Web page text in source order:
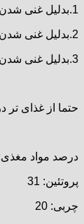
1.بدلیل غنی شدن با ویتامین سی و ویتامین ای ، سیستم ایمنی توله سگ ها افزایش پیدا میکند.
2.بدلیل غنی شدن با پری بیوتیک های MOS و پروتئین های هیدرولیزشده با قابلیت جذب و هضم بالا، به سیستم گوارش و جذب بیشتر پروتئین کمک میکند.
3.بدلیل غنی شدن با اسیدهای چرب امگا3 نظیر DHA، به رشد مغز و یادگیری بهتر و بیشتر توله ها کمک میکند.
حتما از غذای تر
درصد مواد
پروتئین: 31
چربی: 20